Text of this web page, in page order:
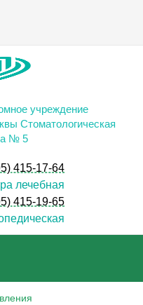
учреждение
Стоматологическая
№ 5
415-17-64
лечебная
415-19-65